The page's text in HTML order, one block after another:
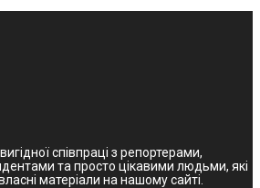
співпраці з репортерами,
та просто цікавими людьми, які
матеріали на нашому сайті.